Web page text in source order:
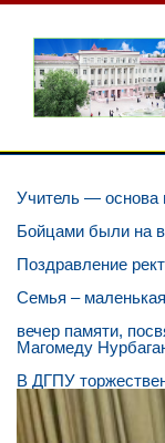
Перейти
содержимому
Учитель — основа
Бойцами были на
Поздравление
Семья –
вечер памяти,
Магомеду
В ДГПУ